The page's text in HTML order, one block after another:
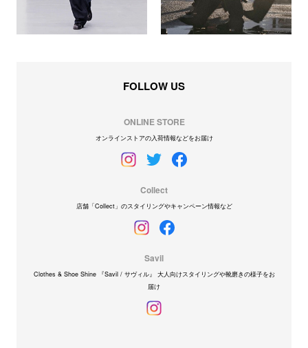
FOLLOW US
ONLINE STORE
オンラインストアの入荷情報などをお届け
Collect
店舗「Collect」のスタイリングやキャンペーン情報など
Savil
Clothes & Shoe Shine 『Savil / サヴィル』 大人向けスタイリングや靴磨きの様子をお
届け